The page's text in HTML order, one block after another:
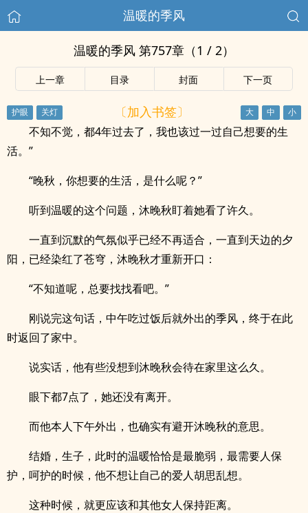
温暖的季风
温暖的季风 第757章（1 / 2）
上一章 目录 封面 下一页
〔加入书签〕
不知不觉，都4年过去了，我也该过一过自己想要的生
活。”
“晚秋，你想要的生活，是什么呢？”
听到温暖的这个问题，沐晚秋盯着她看了许久。
一直到沉默的气氛似乎已经不再适合，一直到天边的夕
阳，已经染红了苍穹，沐晚秋才重新开口：
“不知道呢，总要找找看吧。”
刚说完这句话，中午吃过饭后就外出的季风，终于在此
时返回了家中。
说实话，他有些没想到沐晚秋会待在家里这么久。
眼下都7点了，她还没有离开。
而他本人下午外出，也确实有避开沐晚秋的意思。
结婚，生子，此时的温暖恰恰是最脆弱，最需要人保
护，呵护的时候，他不想让自己的爱人胡思乱想。
这种时候，就更应该和其他女人保持距离。